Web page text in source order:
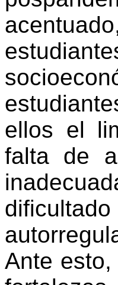
ellos el
falta de
Ante